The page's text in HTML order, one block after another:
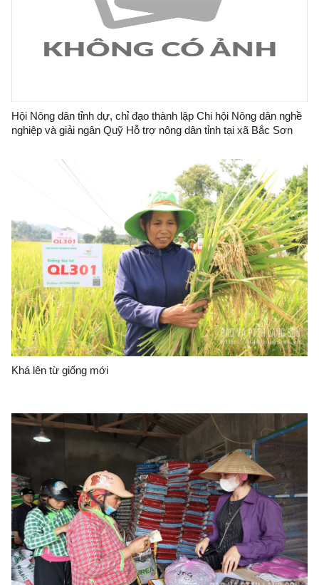
Hội Nông dân tỉnh dự, chỉ đạo thành lập Chi hội Nông dân nghề
nghiệp và giải ngân Quỹ Hỗ trợ nông dân tỉnh tại xã Bắc Sơn
Khá lên từ giống mới